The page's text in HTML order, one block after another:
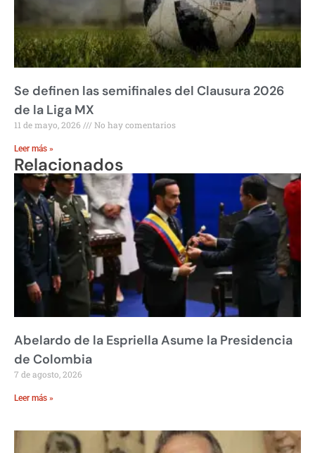
Se definen las semifinales del Clausura 2026
de la Liga MX
11 de mayo, 2026 No hay comentarios
Leer más »
Relacionados
Abelardo de la Espriella Asume la Presidencia
de Colombia
7 de agosto, 2026
Leer más »